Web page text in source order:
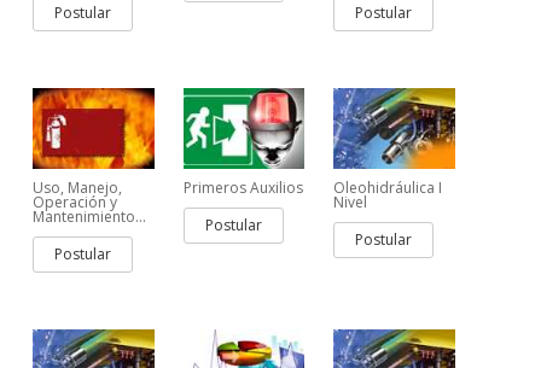
Postular
Postular
Uso, Manejo,
Operación y
Mantenimiento...
Postular
Primeros Auxilios
Postular
Oleohidráulica I
Nivel
Postular